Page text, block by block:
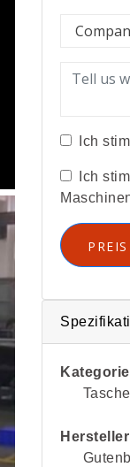
Ich
Ich
Kategorie
Hersteller